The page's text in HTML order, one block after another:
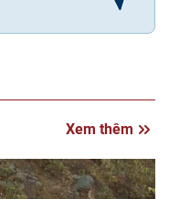
Xem thêm